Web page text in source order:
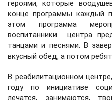
героями, которые
конце программы каждый
этом программа
воспитанники центра
танцами и песнями. В
вкусный обед, а потом
В реабилитационном
году по инициативе
лечатся, занимаются,